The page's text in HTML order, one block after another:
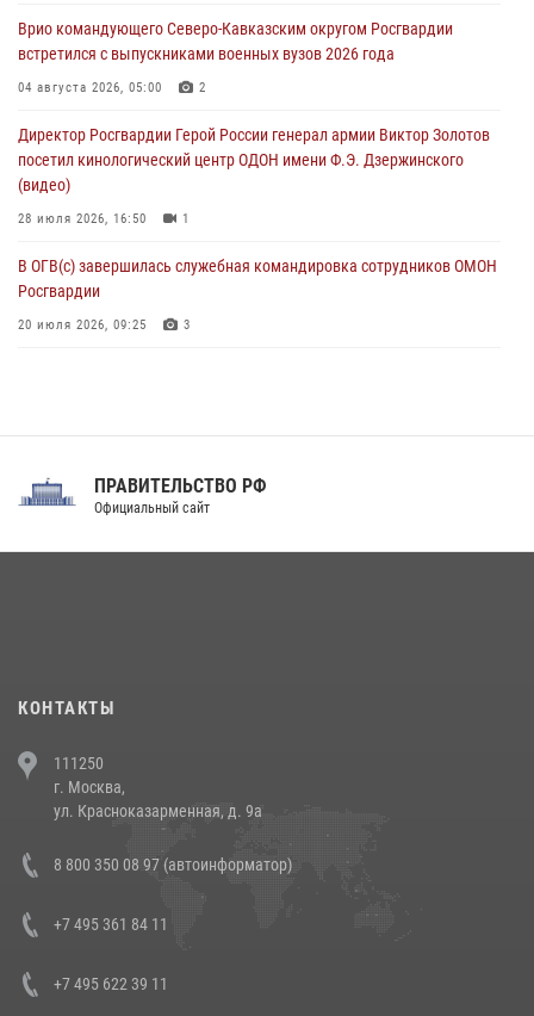
угрожавшего подростку травматическим пистолетом
06 августа 2026, 11:33
крупная нарколаборатория
Врио командующего Северо-Кавказским округом Росгвардии
встретился с выпускниками военных вузов 2026 года
04 августа 2026, 05:00 2
Директор Росгвардии Герой России генерал армии Виктор Золотов
посетил кинологический центр ОДОН имени Ф.Э. Дзержинского
(видео)
28 июля 2026, 16:50 1
В ОГВ(с) завершилась служебная командировка сотрудников ОМОН
Росгвардии
20 июля 2026, 09:25 3
Праздник «Один день с Росгвардией» к 105-летию Центрального
напавших на бригаду скорой помощи (видео)
14 июля 2026, 12:20
В Росгвардии прошла военно-научная конференция по обобщению
боевого опыта
ПРАВИТЕЛЬСТВО РФ
Официальный сайт
КОНТАКТЫ
111250
г. Москва,
ул. Красноказарменная, д. 9а
8 800 350 08 97 (автоинформатор)
+7 495 361 84 11
+7 495 622 39 11